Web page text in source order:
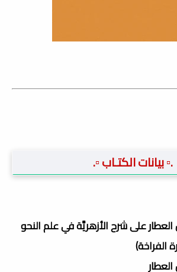
.▫️ بيانات الكتـاب ▫️.
على شرح الأزهريَّة في علم النحو
الفراخة)